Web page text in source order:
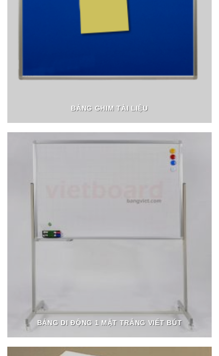
BẢNG GHIM TÀI LIỆU
BẢNG DI ĐỘNG 1 MẶT TRẮNG VIẾT BÚT